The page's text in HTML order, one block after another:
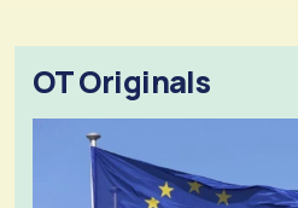
OT Originals